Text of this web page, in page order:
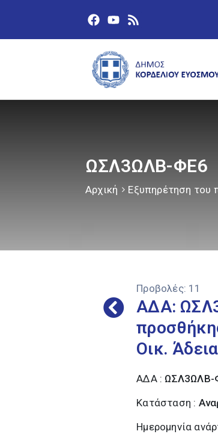
ΩΣΛ3ΩΛΒ-ΦΕ6
Αρχική Εξυπηρέτηση του
Προβολές: 11
ΑΔΑ:
Οικ.
ΑΔΑ : ΩΣΛ3ΩΛΒ-
Κατάσταση :
Ημερομηνία